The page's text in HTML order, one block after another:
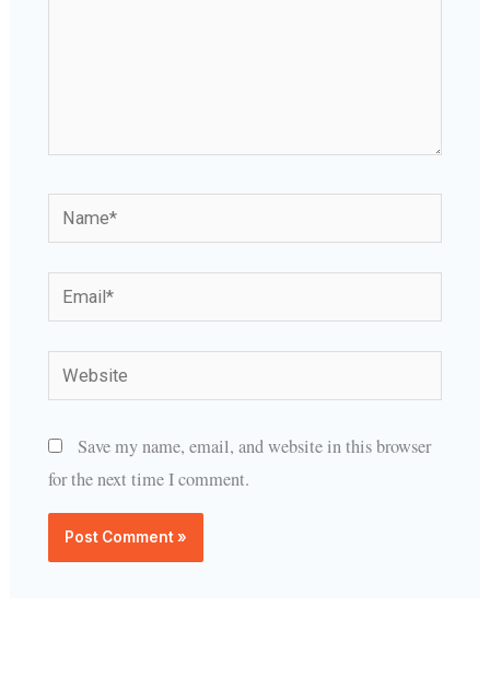
Name*
Email*
Website
Save my name, email, and website in this browser
for the next time I comment.